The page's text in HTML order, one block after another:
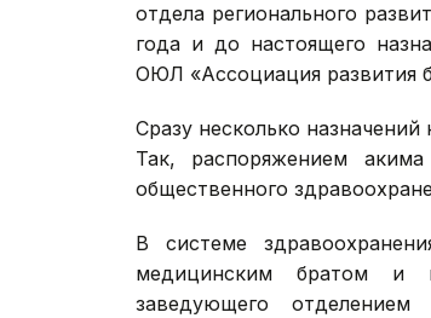
отдела регионального
года и до настоящего
ОЮЛ «Ассоциация развития
Сразу несколько
Так, распоряжением
общественного
В системе
медицинским братом и
заведующего